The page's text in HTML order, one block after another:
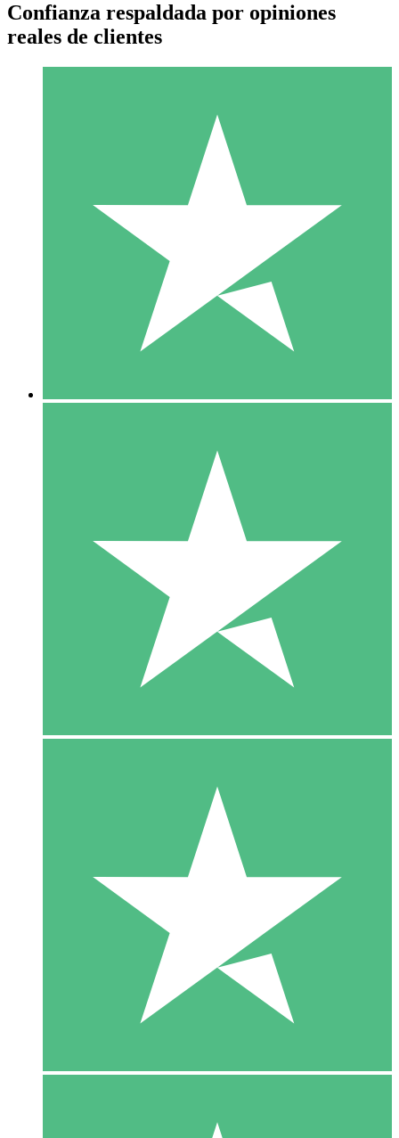
Paquetes de Créditos Individuales
Paga según el uso con créditos de descarga. Sin compromiso
10 00
10 Descargas
20 00
Confianza respaldada por opiniones
reales de clientes